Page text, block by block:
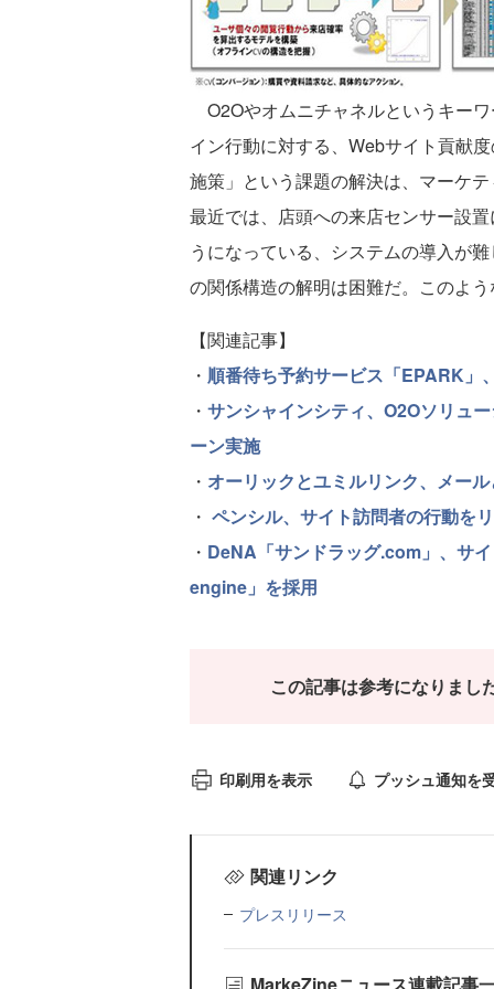
O2Oやオムニチャネルというキー
イン行動に対する、Webサイト貢献
施策」という課題の解決は、マーケ
最近では、店頭への来店センサー設
うになっている、システムの導入が
の関係構造の解明は困難だ。このよ
【関連記事】
・ 順番待ち予約サービス「EPARK」
・ サンシャインシティ、O2Oソリュ
ーン実施
・ オーリックとユミルリンク、メー
・ ペンシル、サイト訪問者の行動を
・ DeNA「サンドラッグ.com」、サ
engine」を採用
この記事は参考になりまし
印刷用を表示 プッシュ通知を
関連リンク
プレスリリース